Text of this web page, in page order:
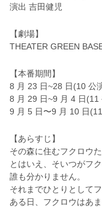
演出 吉田健児
【劇場】
THEATER GREEN
【本番期間】
8 月 23 日~28 日(10 公
8 月 29 日~9 月 4 日(11
9 月 5 日〜9 月 10 日
【あらすじ】
その森に住むフクロウ
とはいえ、そいつがフ
誰も分かりません。
それまでひとりとして
ある日、フクロウはあ